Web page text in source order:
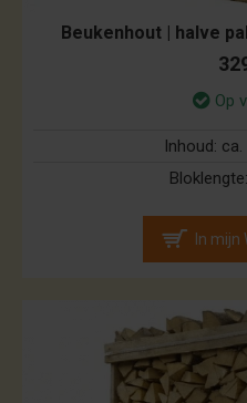
Beukenhout | halve
Op
Inhoud: ca.
Bloklengte:
In mijn